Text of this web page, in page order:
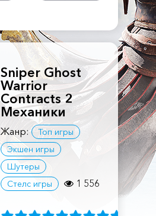
Sniper Ghost
Warrior
Contracts 2
Механики
Жанр:
Топ игры
Экшен игры
Шутеры
Стелс игры
1 556